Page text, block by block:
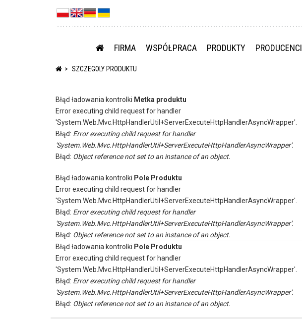
FIRMA WSPÓŁPRACA PRODUKTY PRODUCENCI
SZCZEGOLY PRODUKTU
Błąd ładowania kontrolki Metka produktu
Error executing child request for handler
'System.Web.Mvc.HttpHandlerUtil+ServerExecuteHttpHandlerAsyncWrapper'.
Błąd: Error executing child request for handler
'System.Web.Mvc.HttpHandlerUtil+ServerExecuteHttpHandlerAsyncWrapper'.
Błąd: Object reference not set to an instance of an object.
Błąd ładowania kontrolki Pole Produktu
Error executing child request for handler
'System.Web.Mvc.HttpHandlerUtil+ServerExecuteHttpHandlerAsyncWrapper'.
Błąd: Error executing child request for handler
'System.Web.Mvc.HttpHandlerUtil+ServerExecuteHttpHandlerAsyncWrapper'.
Błąd: Object reference not set to an instance of an object.
Błąd ładowania kontrolki Pole Produktu
Error executing child request for handler
'System.Web.Mvc.HttpHandlerUtil+ServerExecuteHttpHandlerAsyncWrapper'.
Błąd: Error executing child request for handler
'System.Web.Mvc.HttpHandlerUtil+ServerExecuteHttpHandlerAsyncWrapper'.
Błąd: Object reference not set to an instance of an object.